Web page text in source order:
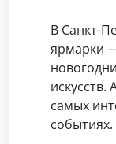
В Санкт-
ярмарки
самых
событиях.